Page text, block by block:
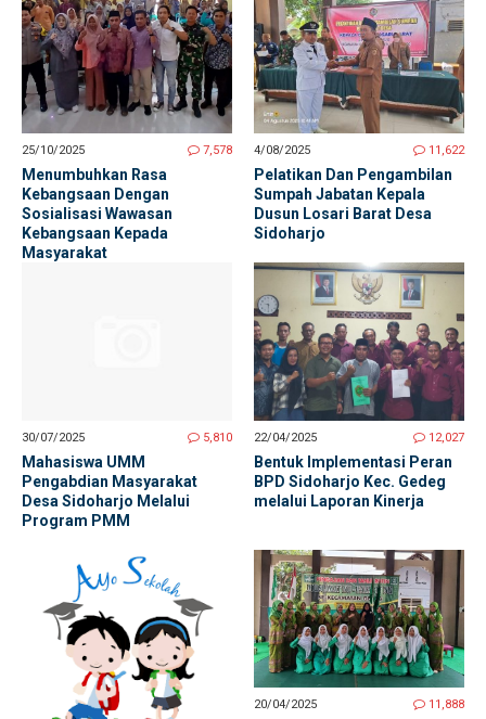
25/10/2025 7,578
Menumbuhkan Rasa
Kebangsaan Dengan
Sosialisasi Wawasan
Kebangsaan Kepada
Masyarakat
4/08/2025 11,622
Pelatikan Dan Pengambilan
Sumpah Jabatan Kepala
Dusun Losari Barat Desa
Sidoharjo
30/07/2025 5,810
Mahasiswa UMM
Pengabdian Masyarakat
Desa Sidoharjo Melalui
Program PMM
22/04/2025 12,027
Bentuk Implementasi Peran
BPD Sidoharjo Kec. Gedeg
melalui Laporan Kinerja
20/04/2025 11,888